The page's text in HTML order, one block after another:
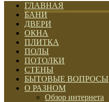
ГЛАВНАЯ
БАНИ
ДВЕРИ
ОКНА
ПЛИТКА
ПОЛЫ
ПОТОЛКИ
СТЕНЫ
БЫТОВЫЕ ВОПРОСЫ
О РАЗНОМ
Обзор интернета